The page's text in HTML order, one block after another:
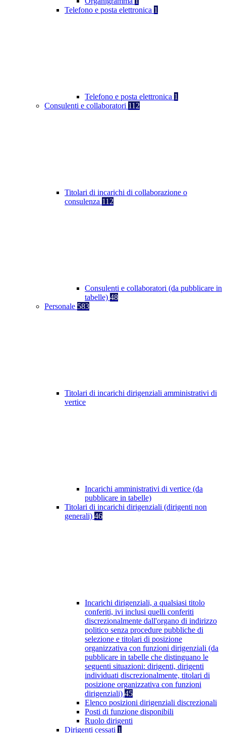
Telefono e posta elettronica 1
Telefono e posta elettronica 1
Consulenti e collaboratori 112
Titolari di incarichi di collaborazione o
consulenza 112
Consulenti e collaboratori (da pubblicare in
tabelle) 48
Personale 583
Titolari di incarichi dirigenziali amministrativi di
vertice
Incarichi amministrativi di vertice (da
pubblicare in tabelle)
Titolari di incarichi dirigenziali (dirigenti non
generali) 46
Incarichi dirigenziali, a qualsiasi titolo
conferiti, ivi inclusi quelli conferiti
discrezionalmente dall'organo di indirizzo
politico senza procedure pubbliche di
selezione e titolari di posizione
organizzativa con funzioni dirigenziali (da
pubblicare in tabelle che distinguano le
seguenti situazioni: dirigenti, dirigenti
individuati discrezionalmente, titolari di
posizione organizzativa con funzioni
dirigenziali) 45
Elenco posizioni dirigenziali discrezionali
Posti di funzione disponibili
Ruolo dirigenti
Dirigenti cessati 1